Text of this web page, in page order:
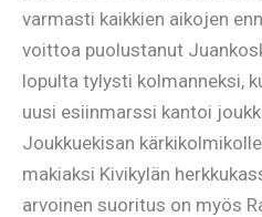
varmasti kaikkien aikojen
voittoa puolustanut
lopulta tylysti kolmanneksi,
uusi esiinmarssi kantoi
Joukkuekisan
makiaksi Kivikylän
arvoinen suoritus on myös